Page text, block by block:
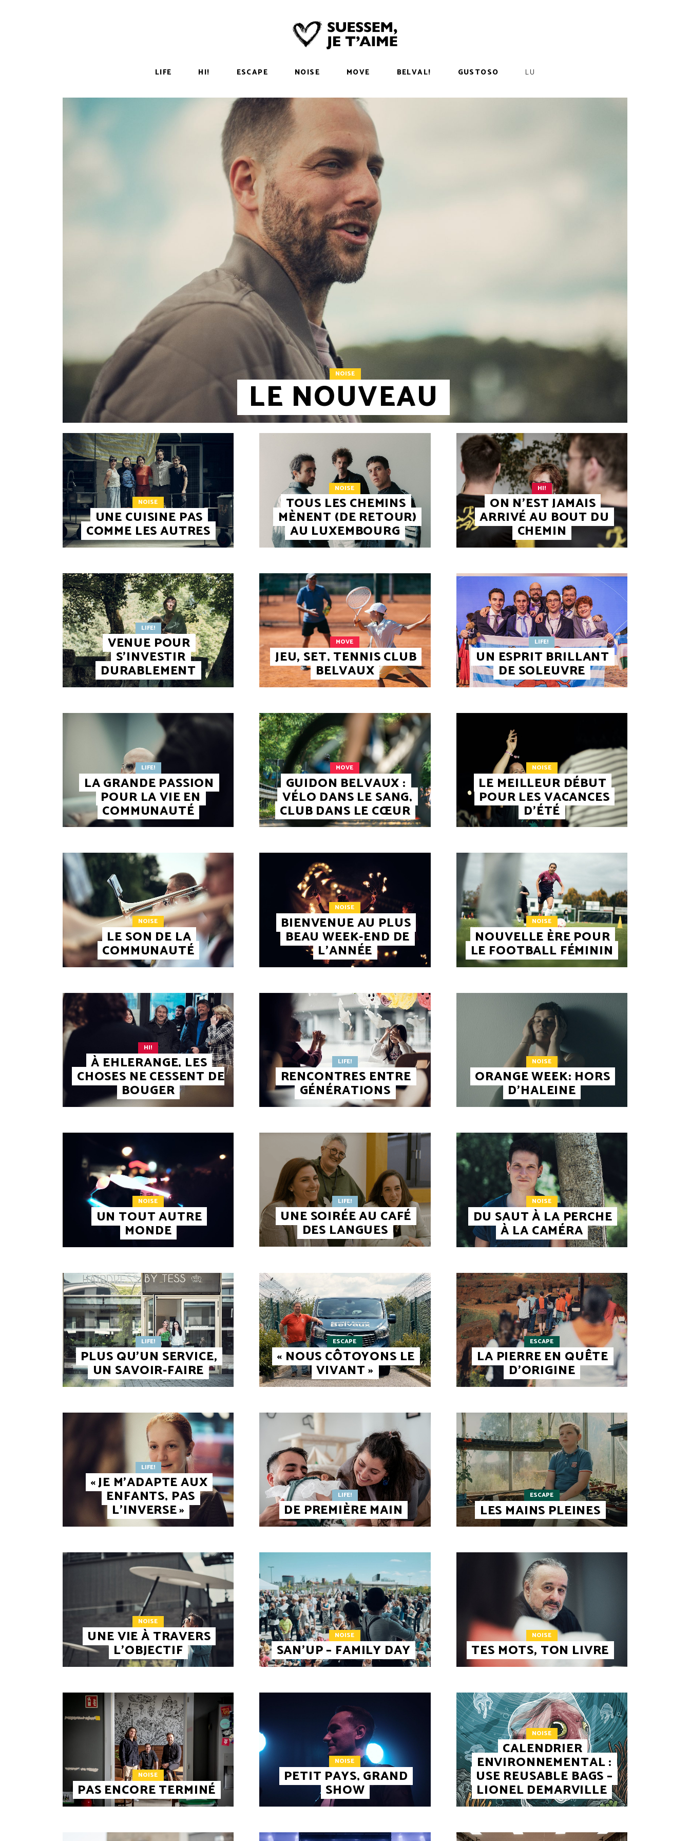
LIFE HI! ESCAPE NOISE MOVE BELVAL! GUSTOSO LU
NOISE
LE NOUVEAU
NOISE
UNE CUISINE PAS
COMME LES AUTRES
NOISE
TOUS LES CHEMINS
MÈNENT (DE RETOUR)
AU LUXEMBOURG
HI!
ON N’EST JAMAIS
ARRIVÉ AU BOUT DU
CHEMIN
LIFE!
VENUE POUR
S’INVESTIR
DURABLEMENT
MOVE
JEU, SET, TENNIS CLUB
BELVAUX
LIFE!
UN ESPRIT BRILLANT
DE SOLEUVRE
LIFE!
LA GRANDE PASSION
POUR LA VIE EN
COMMUNAUTÉ
MOVE
GUIDON BELVAUX :
VÉLO DANS LE SANG,
CLUB DANS LE CŒUR
NOISE
LE MEILLEUR DÉBUT
POUR LES VACANCES
D’ÉTÉ
NOISE
LE SON DE LA
COMMUNAUTÉ
NOISE
BIENVENUE AU PLUS
BEAU WEEK-END DE
L’ANNÉE
NOISE
NOUVELLE ÈRE POUR
LE FOOTBALL FÉMININ
HI!
À EHLERANGE, LES
CHOSES NE CESSENT DE
BOUGER
LIFE!
RENCONTRES ENTRE
GÉNÉRATIONS
NOISE
ORANGE WEEK: HORS
D’HALEINE
NOISE
UN TOUT AUTRE
MONDE
LIFE!
UNE SOIRÉE AU CAFÉ
DES LANGUES
NOISE
DU SAUT À LA PERCHE
À LA CAMÉRA
LIFE!
PLUS QU’UN SERVICE,
UN SAVOIR-FAIRE
ESCAPE
« NOUS CÔTOYONS LE
VIVANT »
ESCAPE
LA PIERRE EN QUÊTE
D’ORIGINE
LIFE!
« JE M’ADAPTE AUX
ENFANTS, PAS
L’INVERSE »
LIFE!
DE PREMIÈRE MAIN
ESCAPE
LES MAINS PLEINES
NOISE
UNE VIE À TRAVERS
L’OBJECTIF
NOISE
SAN’UP – FAMILY DAY
NOISE
TES MOTS, TON LIVRE
NOISE
PAS ENCORE TERMINÉ
NOISE
PETIT PAYS, GRAND
SHOW
NOISE
CALENDRIER
ENVIRONNEMENTAL :
USE REUSABLE BAGS –
LIONEL DEMARVILLE